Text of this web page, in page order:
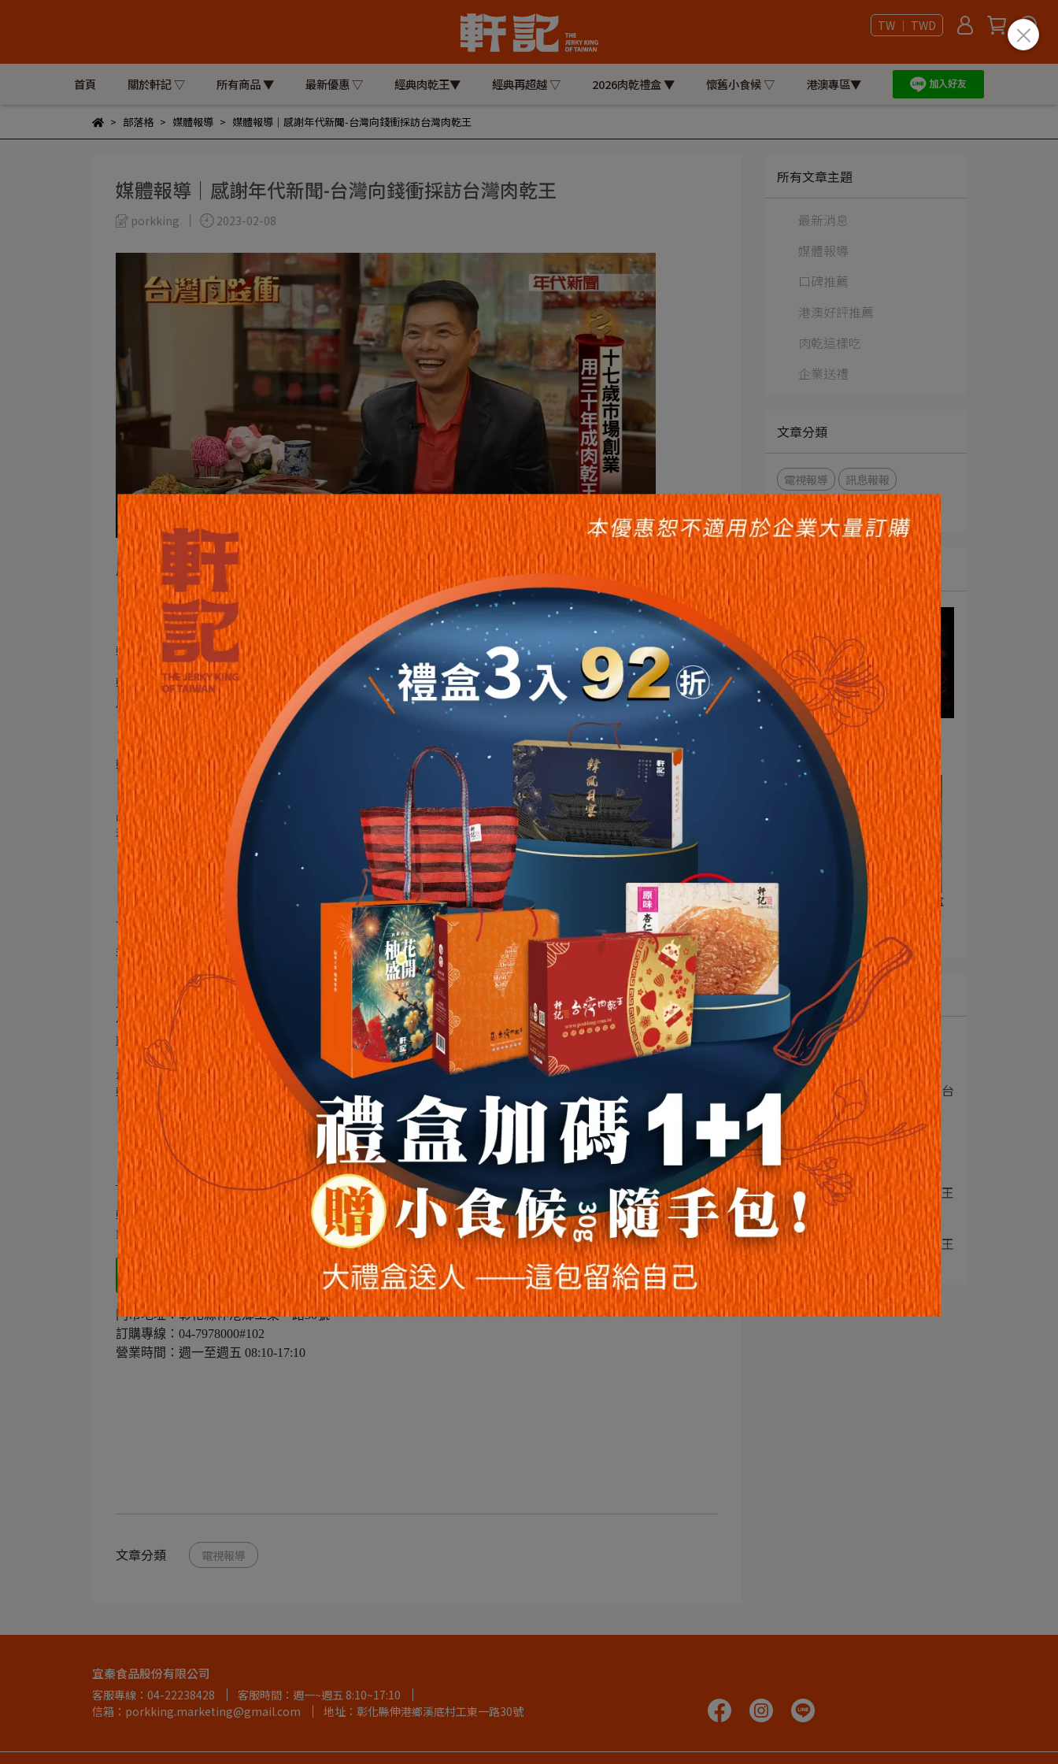
TW ｜ TWD
首頁 關於軒記 ▽ 所有商品 ▼ 最新優惠 ▽ 經典肉乾王▼ 經典再超越 ▽ 2026肉乾禮盒 ▼ 懷舊小食候 ▽ 港澳專區▼
部落格 媒體報導 媒體報導｜感謝年代新聞-台灣向錢衝採訪台灣肉乾王
媒體報導｜感謝年代新聞-台灣向錢衝採訪台灣肉乾王
porkking 2023-02-08
感謝年代新聞-台灣向錢衝採訪台灣肉乾王
【三十年用心「做好」肉乾，做「好肉」乾】
軒記用心做的每一片肉乾，是以傳遞「幸福」為宗旨，讓簡單的小確幸，在不簡單的每一天，簡單發生。
軒記肉乾會的不多，我們30年來遵循老闆叮囑，
用心「做好」肉乾，做「好肉」乾。
「為什麽你們的肉乾比別人便宜？品質有保障嗎？」
軒記
擁有35年代工經驗、技術與規模，掌握全台獨家配方與肉乾關鍵製程，並設立專業研發實驗室、嚴謹品
保團隊來自我把關；同時通過ISO 22000、HACCP雙重國際品保認證
品質穩定只是基本功，
我們堅持不把玩市面上
「訂高殺低」的價格障眼法，
「肉乾製作的眉眉角角，工廠的成本在哪裡，軒記最清楚。」
「不管在產品中還是價格上，不該加的就不會加。」
一句話清楚道盡老闆對食安與對顧客承諾的重視。
我們的堅持貫徹於軒記肉乾每一道製程、每一片肉乾，與每一位同仁心中謹記的工作手冊上
（倒背如流啦就是小編我啦
以好的原料、單純初心、實在價格，將三十年前的初衷，三十年來的信念 「用心做好每一片肉乾」，讓每一
位朋友在垂手可得的通路，簡簡單單「傳遞幸福好滋味」，故近年來我們也積極進駐全國連鎖超市，在全
聯、家樂福、大潤發分別販售限定口味。
最後我們㊗️壽星
軒記 台灣肉乾王 「三十週年 生日快樂～」
🛒下單馬上嚐➤新鮮台灣豬後腿肉製作肉乾！(☜點選購買)
–
軒記 台灣肉乾王
LINE一對一客服： @twporkking
門市地址：彰化縣伸港鄉工東一路30號
訂購專線：04-7978000#102
營業時間：週一至週五 08:10-17:10
文章分類 電視報導
所有文章主題
最新消息
媒體報導
口碑推薦
港澳好評推薦
肉乾這樣吃
企業送禮
文章分類
電視報導
訊息報報
電視節目
雜誌報導
最新消息
一份真心，守護花蓮
2025-11-03
公益合作｜2023企業公益禮盒
2023-05-30
最新文章
1 最新消息｜《賀》【軒記
招牌龍鬚酥】榮獲⋯
媒體報導｜感謝非凡新聞台
灣真善美 採訪報⋯
媒體報導｜感謝美好彰化
電子刊物 採訪台⋯
4 節目推薦｜軒記台灣肉乾王
X小資女夯什麼
5 節目推薦｜軒記台灣肉乾王
X一袋女王
宜秦食品股份有限公司
客服專線：04-22238428
客服時間：週一~週五 8:10~17:10
信箱：porkking.marketing@gmail.com
地址：彰化縣伸港鄉溪底村工東一路30號